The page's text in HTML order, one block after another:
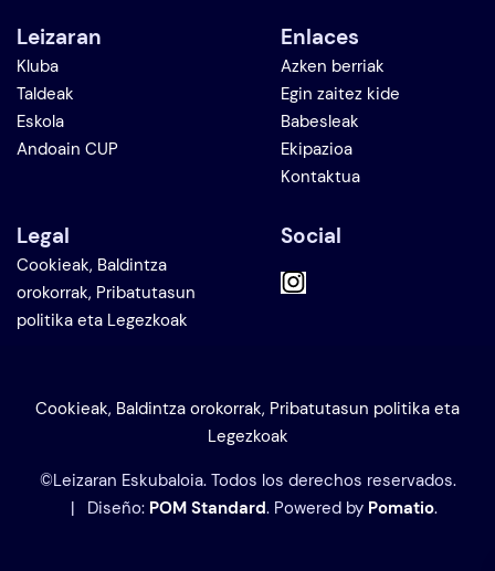
Leizaran
Kluba
Taldeak
Eskola
Andoain CUP
Enlaces
Azken berriak
Egin zaitez kide
Babesleak
Ekipazioa
Kontaktua
Legal
Cookieak, Baldintza
orokorrak, Pribatutasun
politika eta Legezkoak
Social
Cookieak, Baldintza orokorrak, Pribatutasun politika eta
Legezkoak
©Leizaran Eskubaloia. Todos los derechos reservados.
| Diseño: POM Standard. Powered by Pomatio.